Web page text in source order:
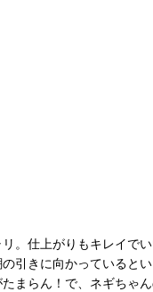
。仕上がりもキレイで
引きに向かっていると
まらん！で、ネギちゃ